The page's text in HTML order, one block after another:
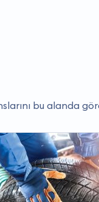
bu alanda